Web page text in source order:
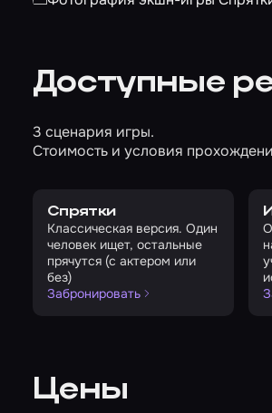
Доступные
3 сценария игры.
Стоимость и условия
Спрятки
Классическая версия. Один
человек ищет, остальные
прячутся (с актером или
без)
Забронировать
Цены